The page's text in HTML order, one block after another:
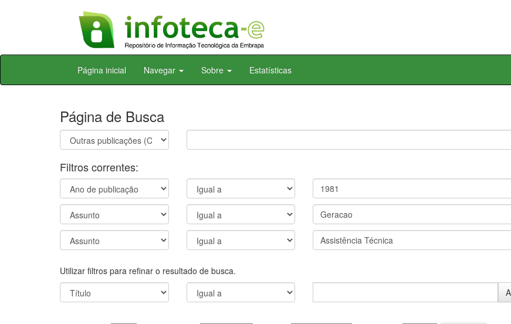
Skip
Página inicial Navegar Sobre Estatísticas
Página de Busca
Filtros correntes:
Utilizar filtros para refinar o resultado de busca.